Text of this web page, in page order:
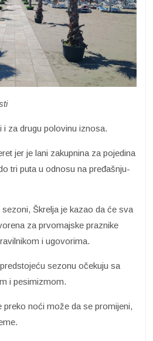
i za drugu polovinu iznosa.
jer je lani zakupnina za pojedina
tri puta u odnosu na pređašnju-
Škrelja je kazao da će sva
za prvomajske praznike
i ugovorima.
sezonu očekuju sa
i pesimizmom.
preko noći može da se promijeni,